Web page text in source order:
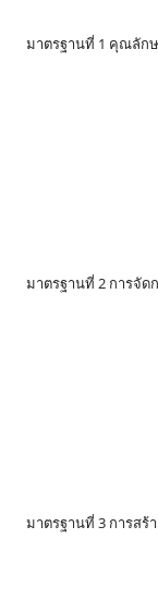
มาตรฐานที่ 1 คุณลัก
มาตรฐานที่ 2 การจัด
มาตรฐานที่ 3 การสร้